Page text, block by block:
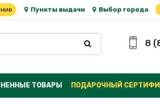
Пункты выдачи Выбор города
8
ТОВАРЫ ПОДАРОЧНЫЙ